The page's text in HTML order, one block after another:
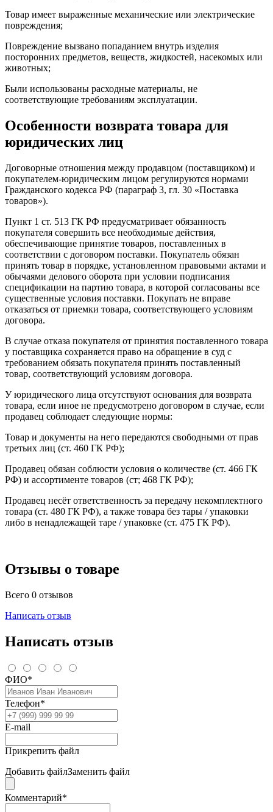
Товар имеет выраженные механические или электрические
повреждения;
Повреждение вызвано попаданием внутрь изделия
посторонних предметов, веществ, жидкостей, насекомых или
животных;
Были использованы расходные материалы, не
соответствующие требованиям эксплуатации.
Особенности возврата товара для
юридических лиц
Договорные отношения между продавцом (поставщиком) и
покупателем-юридическим лицом регулируются нормами
Гражданского кодекса РФ (параграф 3, гл. 30 «Поставка
товаров»).
Пункт 1 ст. 513 ГК РФ предусматривает обязанность
покупателя совершить все необходимые действия,
обеспечивающие принятие товаров, поставленных в
соответствии с договором поставки. Покупатель обязан
принять товар в порядке, установленном правовыми актами и
обычаями делового оборота при условии подписания
спецификации на партию товара, в которой согласованы все
существенные условия поставки. Покупать не вправе
отказаться от приемки товара, соответствующего условиям
договора.
В случае отказа покупателя от принятия поставленного товара
у поставщика сохраняется право на обращение в суд с
требованием обязать покупателя принять поставленный
товар, соответствующий условиям договора.
У юридического лица отсутствуют основания для возврата
товара, если иное не предусмотрено договором в случае, если
продавец соблюдает следующие нормы:
Товар и документы на него передаются свободными от прав
третьих лиц (ст. 460 ГК РФ);
Продавец обязан соблюсти условия о количестве (ст. 466 ГК
РФ) и ассортименте товаров (ст; 468 ГК РФ);
Продавец несёт ответственность за передачу некомплектного
товара (ст. 480 ГК РФ), а также товара без тары / упаковки
либо в ненадлежащей таре / упаковке (ст. 475 ГК РФ).
Отзывы о товаре
Всего 0 отзывов
Написать отзыв
Написать отзыв
ФИО*
Телефон*
E-mail
Прикрепить файл
Добавить файлЗаменить файл
Комментарий*